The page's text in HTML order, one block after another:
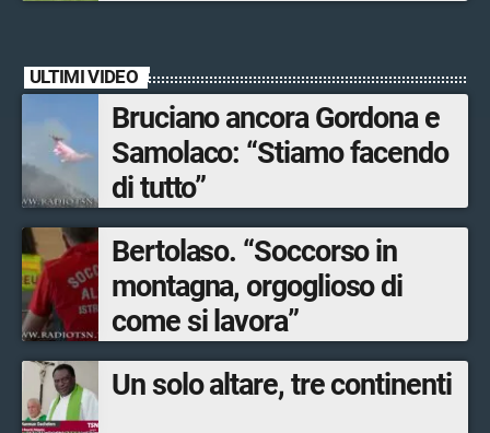
ULTIMI VIDEO
Bruciano ancora Gordona e
Samolaco: “Stiamo facendo
di tutto”
Bertolaso. “Soccorso in
montagna, orgoglioso di
come si lavora”
Un solo altare, tre continenti